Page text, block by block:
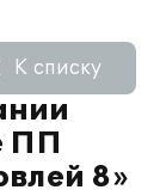
ПП
8»
К списку